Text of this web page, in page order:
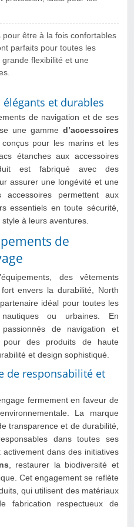
pour être à la fois confortables
parfaits pour toutes les
flexibilité et une
élégants et durables
de navigation et de ses
une gamme d’accessoires
conçus pour les marins et les
étanches aux accessoires
est fabriqué avec des
assurer une longévité et une
accessoires permettent aux
essentiels en toute sécurité,
à leurs aventures.
de
des vêtements
envers la durabilité, North
idéal pour toutes les
ou urbaines. En
de navigation et
pour des produits de haute
et design sophistiqué.
de responsabilité et
fermement en faveur de
La marque
transparence et de durabilité,
dans toutes ses
dans des initiatives
, restaurer la biodiversité et
Cet engagement se reflète
qui utilisent des matériaux
fabrication respectueux de